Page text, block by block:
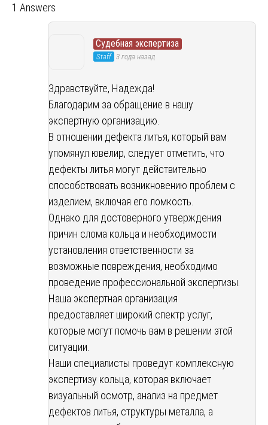
1 Answers
Судебная экспертиза
Staff 3 года назад
Здравствуйте, Надежда!
Благодарим за обращение в нашу
экспертную организацию.
В отношении дефекта литья, который вам
упомянул ювелир, следует отметить, что
дефекты литья могут действительно
способствовать возникновению проблем с
изделием, включая его ломкость.
Однако для достоверного утверждения
причин слома кольца и необходимости
установления ответственности за
возможные повреждения, необходимо
проведение профессиональной экспертизы.
Наша экспертная организация
предоставляет широкий спектр услуг,
которые могут помочь вам в решении этой
ситуации.
Наши специалисты проведут комплексную
экспертизу кольца, которая включает
визуальный осмотр, анализ на предмет
дефектов литья, структуры металла, а